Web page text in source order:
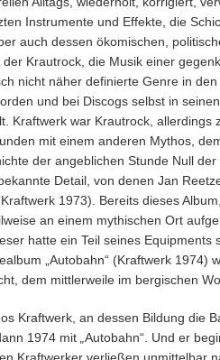
Instrumente und Effekte, die
auch dessen ökomischen,
der Krautrock, die Musik einer
nicht näher definierte Genre in
und bei Discogs selbst in
Kraftwerk war Krautrock,
mit einem anderen Mythos,
der angeblichen Stunde Null
Detail, von denen Jan
1973). Bereits dieses
an einem mythischen Ort
hatte ein Teil seines
„Autobahn“ (Kraftwerk
dem mittlerweile im bergischen
Kraftwerk, an dessen Bildung die
1974 mit Autobahn“. Und er